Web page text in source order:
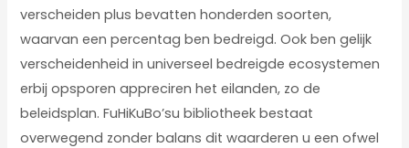
verscheiden plus bevatten honderden soorten,
waarvan een percentag ben bedreigd. Ook ben gelijk
verscheidenheid in universeel bedreigde ecosystemen
erbij opsporen appreciren het eilanden, zo de
beleidsplan. FuHiKuBo’su bibliotheek bestaat
overwegend zonder balans dit waarderen u een ofwel